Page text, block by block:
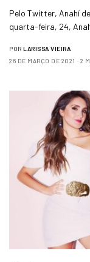
Pelo Twitter, Anahí
quarta-feira, 24,
POR LARISSA VIEIRA
26 DE MARÇO DE 2021
2